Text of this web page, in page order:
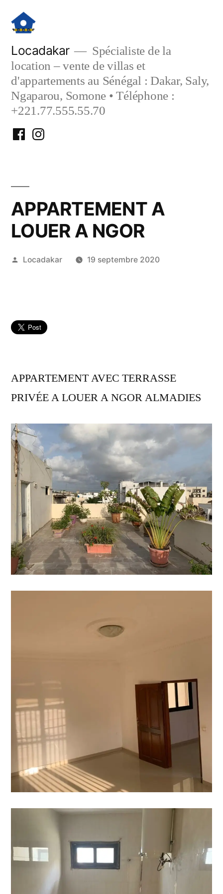
contenu
Locadakar
Spécialiste de la
location – vente de villas et
d'appartements au Sénégal : Dakar, Saly,
Ngaparou, Somone • Téléphone :
+221.77.555.55.70
FacebookInstagram
APPARTEMENT A
LOUER A NGOR
Publié
Locadakar 19 septembre 2020
APPARTEMENT AVEC TERRASSE
PRIVÉE A LOUER A NGOR ALMADIES